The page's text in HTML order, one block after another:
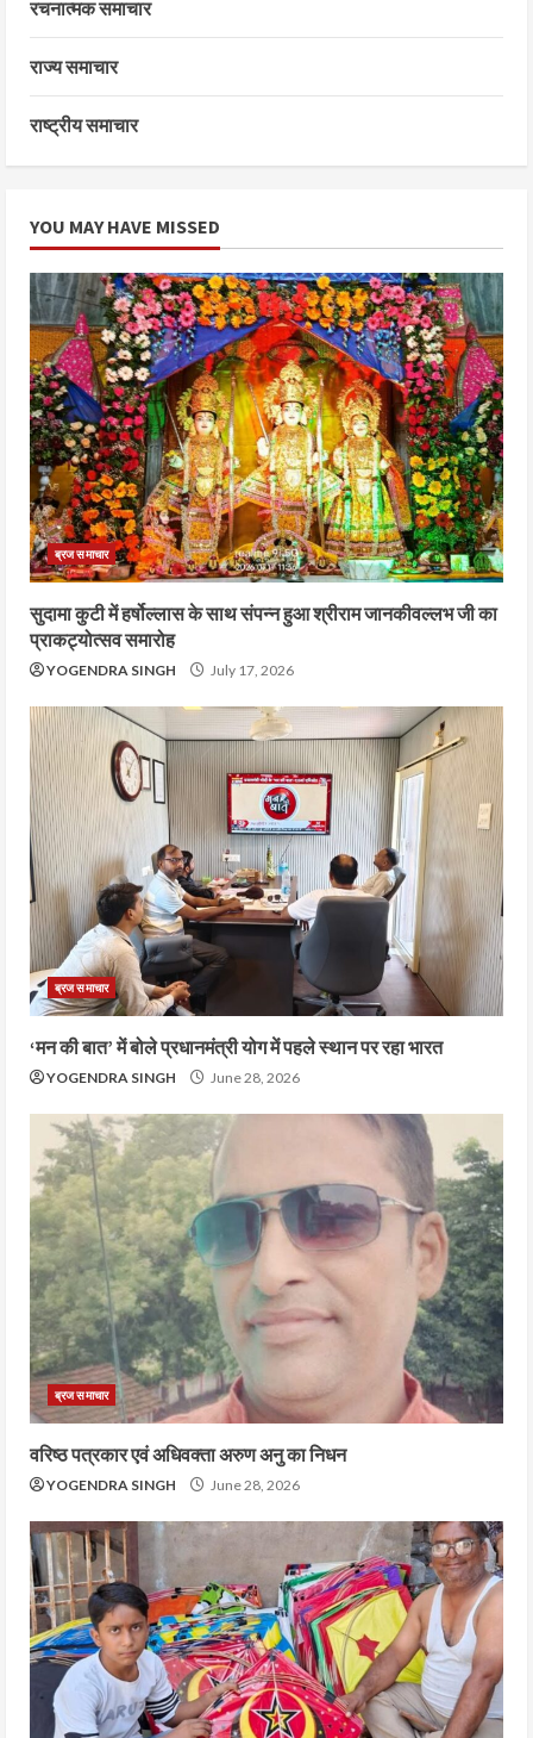
रचनात्मक समाचार
राज्य समाचार
राष्ट्रीय समाचार
YOU MAY HAVE MISSED
ब्रज समाचार
सुदामा कुटी में हर्षोल्लास के साथ संपन्न हुआ श्रीराम जानकीवल्लभ जी का
प्राकट्योत्सव समारोह
YOGENDRA SINGH July 17, 2026
ब्रज समाचार
‘मन की बात’ में बोले प्रधानमंत्री योग में पहले स्थान पर रहा भारत
YOGENDRA SINGH June 28, 2026
ब्रज समाचार
वरिष्ठ पत्रकार एवं अधिवक्ता अरुण अनु का निधन
YOGENDRA SINGH June 28, 2026